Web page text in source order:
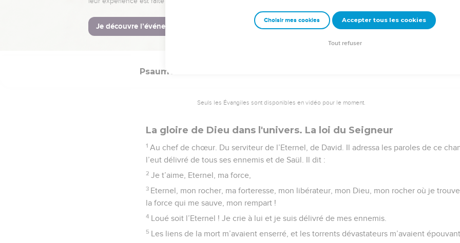
Délivre-moi des hommes par ta main, Eternel, des hommes de ce monde ! Leur part
remplis leur ventre de tes biens ; leurs enfants sont rassasiés, et ils laissent leur
Quant à moi, couvert de justice, je te verrai ; dès le réveil, je me rassasierai de ton
Psaumes
Seuls les Évangiles sont disponibles en vidéo pour le moment.
La gloire de Dieu dans l'univers. La loi du Seigneur
1 Au chef de chœur. Du serviteur de l’Eternel, de David. Il adressa les paroles de ce
l’eut délivré de tous ses ennemis et de Saül. Il dit :
2 Je t’aime, Eternel, ma force,
3 Eternel, mon rocher, ma forteresse, mon libérateur, mon Dieu, mon rocher où je
la force qui me sauve, mon rempart !
4 Loué soit l’Eternel ! Je crie à lui et je suis délivré de mes ennemis.
5 Les liens de la mort m’avaient enserré, et les torrents dévastateurs m’avaient
Choisir mes cookies Accepter tous les cookies
Tout refuser